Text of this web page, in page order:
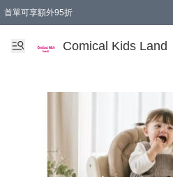
首單可享額外95折
Comical Kids Land